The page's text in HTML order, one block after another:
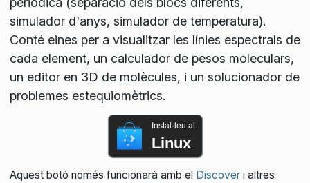
simulador d'anys, simulador de temperatura).
Conté eines per a visualitzar les línies espectrals de
cada element, un calculador de pesos moleculars,
un editor en 3D de molècules, i un solucionador de
problemes estequiomètrics.
Instal·leu al
Linux
Aquest botó només funcionarà amb el Discoveri altres